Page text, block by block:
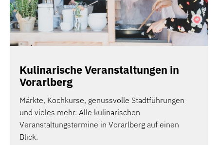
Kulinarische Veranstaltungen in
Vorarlberg
Märkte, Kochkurse, genussvolle Stadtführungen
und vieles mehr. Alle kulinarischen
Veranstaltungstermine in Vorarlberg auf einen
Blick.